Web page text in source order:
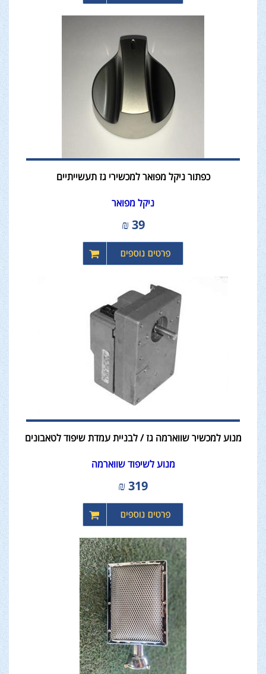
כפתור ניקל מפואר למכשירי גז תעשייתיים
ניקל מפואר
39
₪
מנוע למכשיר שווארמה גז / לבניית עמדת שיפוד לטאבונים
מנוע לשיפוד שווארמה
319
₪